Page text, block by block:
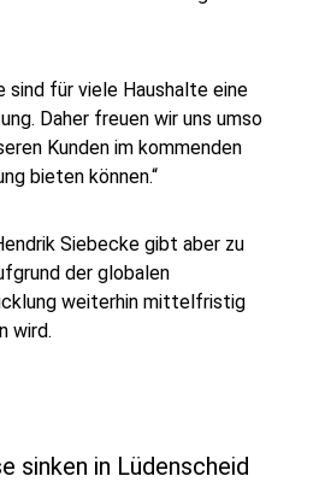
sind für viele Haushalte eine
Daher freuen wir uns umso
Kunden im kommenden
bieten können.“
Siebecke gibt aber zu
der globalen
weiterhin mittelfristig
wird.
sinken in Lüdenscheid